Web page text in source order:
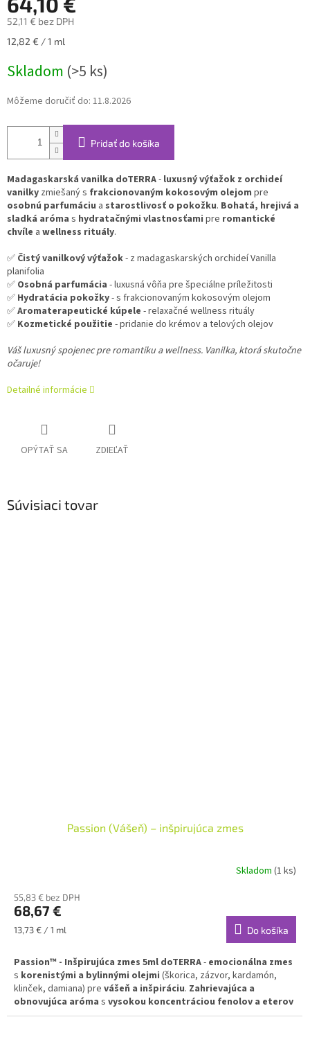
52,11 € bez DPH
Jednotková
12,82 € / 1 ml
Skladom (>5 ks)
Môžeme doručiť do: 11.8.2026
Pridať do košíka
Madagaskarská vanilka doTERRA- luxusný výťažok z orchideí
vanilky zmiešaný s frakcionovaným kokosovým olejom pre
osobnú parfumáciu a starostlivosť o pokožku. Bohatá, hrejivá a
sladká aróma s hydratačnými vlastnosťami pre romantické
chvíle a wellness rituály.
✅ Čistý vanilkový výťažok- z madagaskarských orchideí Vanilla
planifolia
✅ Osobná parfumácia - luxusná vôňa pre špeciálne príležitosti
✅ Hydratácia pokožky- s frakcionovaným kokosovým olejom
✅Aromaterapeutické kúpele - relaxačné wellness rituály
✅ Kozmetické použitie - pridanie do krémov a telových olejov
Váš luxusný spojenec pre romantiku a wellness. Vanilka, ktorá skutočne
očaruje!
Detailné informácie
OPÝTAŤ SA ZDIEĽAŤ
Súvisiaci tovar
Passion (Vášeň) – inšpirujúca zmes
Skladom (1 ks)
55,83 € bez DPH
68,67 €
Jednotková
13,73 € / 1 ml Do košíka
Passion™ - Inšpirujúca zmes 5ml doTERRA- emocionálna zmes
s korenistými a bylinnými olejmi (škorica, zázvor, kardamón,
klinček, damiana) pre vášeň a inšpiráciu. Zahrievajúca a
obnovujúca aróma s vysokou koncentráciou fenolov a eterov
prezanietenie a kreativituv každodennom živote.